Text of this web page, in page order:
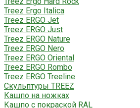
Treez Ergo Italica
Treez ERGO Jet
Treez ERGO Just
Treez ERGO Nature
Treez ERGO Nero
Treez ERGO Oriental
Treez ERGO Rombo
Treez ERGO Treeline
Скульптуры TREEZ
Кашпо на ножках
Кашпо с покраской RAL